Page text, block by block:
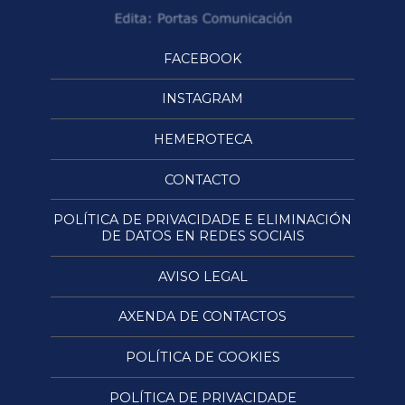
FACEBOOK
INSTAGRAM
HEMEROTECA
CONTACTO
POLÍTICA DE PRIVACIDADE E ELIMINACIÓN
DE DATOS EN REDES SOCIAIS
AVISO LEGAL
AXENDA DE CONTACTOS
POLÍTICA DE COOKIES
POLÍTICA DE PRIVACIDADE